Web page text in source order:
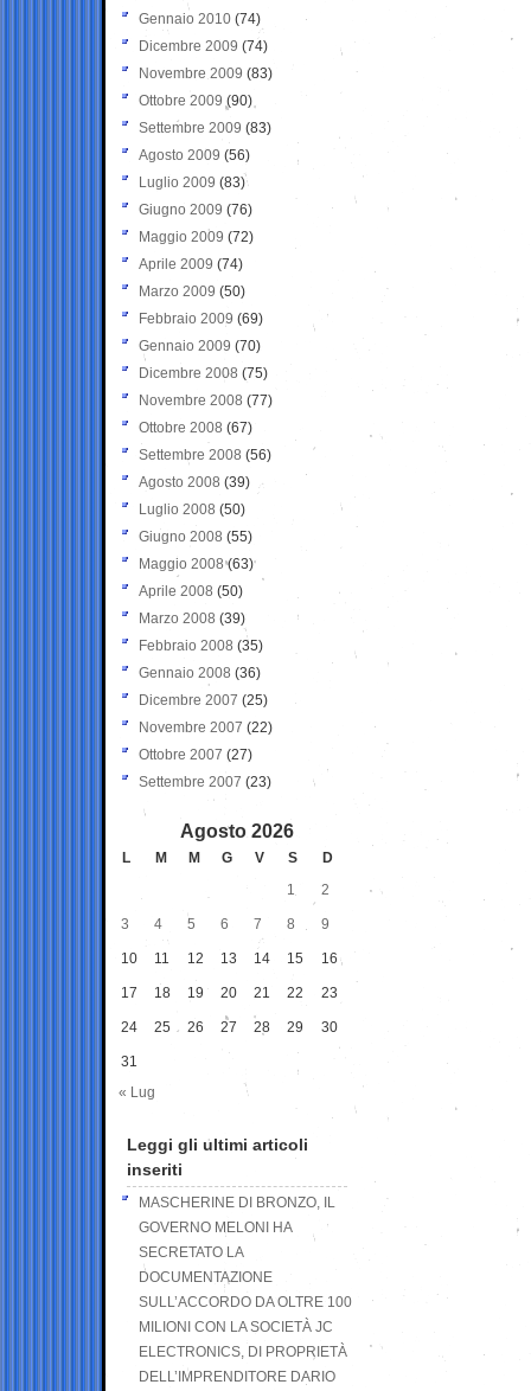
Gennaio 2010 (74)
Dicembre 2009 (74)
Novembre 2009 (83)
Ottobre 2009 (90)
Settembre 2009 (83)
Agosto 2009 (56)
Luglio 2009 (83)
Giugno 2009 (76)
Maggio 2009 (72)
Aprile 2009 (74)
Marzo 2009 (50)
Febbraio 2009 (69)
Gennaio 2009 (70)
Dicembre 2008 (75)
Novembre 2008 (77)
Ottobre 2008 (67)
Settembre 2008 (56)
Agosto 2008 (39)
Luglio 2008 (50)
Giugno 2008 (55)
Maggio 2008(63)
Aprile 2008 (50)
Marzo 2008 (39)
Febbraio 2008 (35)
Gennaio 2008 (36)
Dicembre 2007 (25)
Novembre 2007 (22)
Ottobre 2007 (27)
Settembre 2007 (23)
Agosto 2026
L M M G V S
D
1
2
3 4 5 6 7 8 9
10 11 12 13 14 15 16
17 18 19 20 21 22 23
24 25 26 27 28 29 30
31
« Lug
Leggi gli ultimi articoli
inseriti
MASCHERINE DI BRONZO, IL
GOVERNO MELONI HA
SECRETATO LA
DOCUMENTAZIONE
SULL’ACCORDO DA OLTRE 100
MILIONI CON LA SOCIETÀ JC
ELECTRONICS, DI PROPRIETÀ
DELL’IMPRENDITORE DARIO